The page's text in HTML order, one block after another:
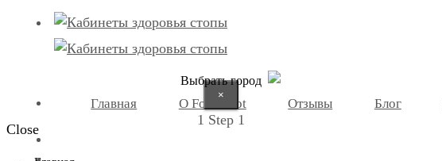
Выбрать город
×
1 Step 1
Главная О FormFoot Отзывы Блог
Close